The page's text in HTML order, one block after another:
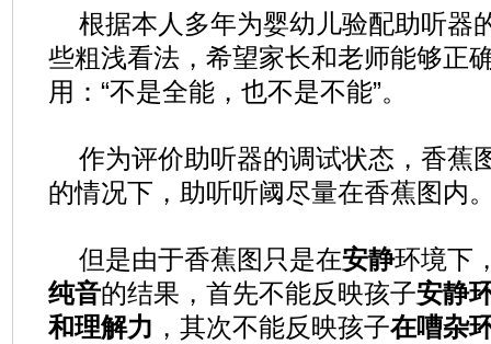
根据本人多年为婴幼儿验配助听器
些粗浅看法，希望家长和老师能够正
用：“不是全能，也不是不能”。
作为评价助听器的调试状态，香蕉
的情况下，助听听阈尽量在香蕉图内
但是由于香蕉图只是在安静环境下
纯音的结果，首先不能反映孩子安静
和理解力 ，其次不能反映孩子在嘈杂